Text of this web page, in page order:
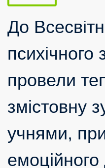
До
психічного
провели
змістовну
учнями,